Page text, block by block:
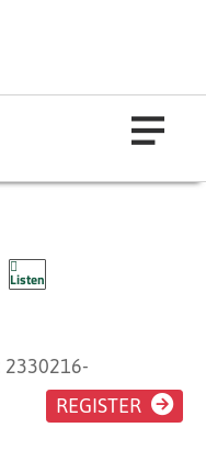
Listen
DE
2330216-
REGISTER